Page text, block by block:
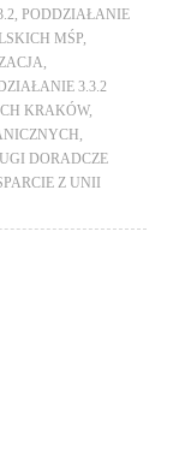
PODDZIAŁANIE
MŚP
3.3.2
KRAKÓW,
DORADCZE
Z UNII